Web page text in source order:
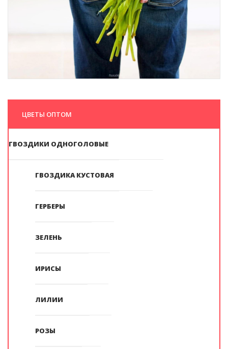
ЦВЕТЫ ОПТОМ
ГВОЗДИКИ ОДНОГОЛОВЫЕ
ГВОЗДИКА КУСТОВАЯ
ГЕРБЕРЫ
ЗЕЛЕНЬ
ИРИСЫ
ЛИЛИИ
РОЗЫ